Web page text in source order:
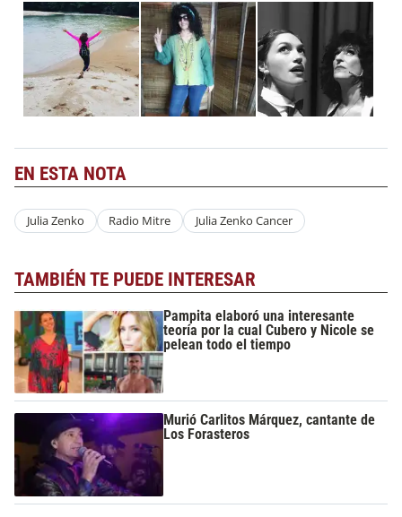
EN ESTA NOTA
Julia Zenko Radio Mitre Julia Zenko Cancer
TAMBIÉN TE PUEDE INTERESAR
Pampita elaboró una interesante
teoría por la cual Cubero y Nicole se
pelean todo el tiempo
Murió Carlitos Márquez, cantante de
Los Forasteros